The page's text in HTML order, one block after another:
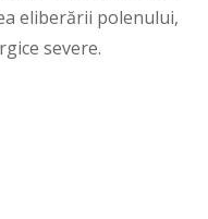
eliberării polenului,
severe.